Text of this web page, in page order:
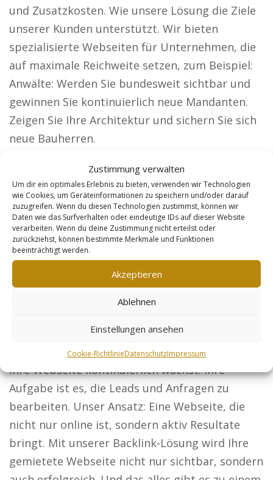
Zustimmung verwalten
Um dir ein optimales Erlebnis zu bieten, verwenden wir Technologien
wie Cookies, um Geräteinformationen zu speichern und/oder darauf
zuzugreifen. Wenn du diesen Technologien zustimmst, können wir
Daten wie das Surfverhalten oder eindeutige IDs auf dieser Website
verarbeiten. Wenn du deine Zustimmung nicht erteilst oder
zurückziehst, können bestimmte Merkmale und Funktionen
beeinträchtigt werden.
Akzeptieren
Ablehnen
Einstellungen ansehen
Cookie-RichtlinieDatenschutzImpressum
und Zusatzkosten. Wie unsere Lösung die Ziele
unserer Kunden unterstützt. Wir bieten
spezialisierte Webseiten für Unternehmen, die
auf maximale Reichweite setzen, zum Beispiel:
Anwälte: Werden Sie bundesweit sichtbar und
gewinnen Sie kontinuierlich neue Mandanten.
Zeigen Sie Ihre Architektur und sichern Sie sich
neue Bauherren.
Steuerberater: Unternehmen und
Privatpersonen sollen Ihre Leistungen
kennenlernen. Sicherheitsdienste: Überzeugen
Sie Unternehmen und Events davon, dass Sie die
beste Sicherheitslösung bieten. Online-Händler:
Passen Sie Ihre Produktbeschreibungen an, um
mehr Käufer zu gewinnen. Ihr direkter Start in
den Marketing-Erfolg: Mit der Entscheidung für
unser Konzept liegt alles Weitere in unserer
Wir übernehmen Pflege und Linkbuilding, damit
Ihre Webseite kontinuierlich wächst. Ihre
Aufgabe ist es, die Leads und Anfragen zu
bearbeiten. Unser Ansatz: Eine Webseite, die
nicht nur online ist, sondern aktiv Resultate
bringt. Mit unserer Backlink-Lösung wird Ihre
gemietete Webseite nicht nur sichtbar, sondern